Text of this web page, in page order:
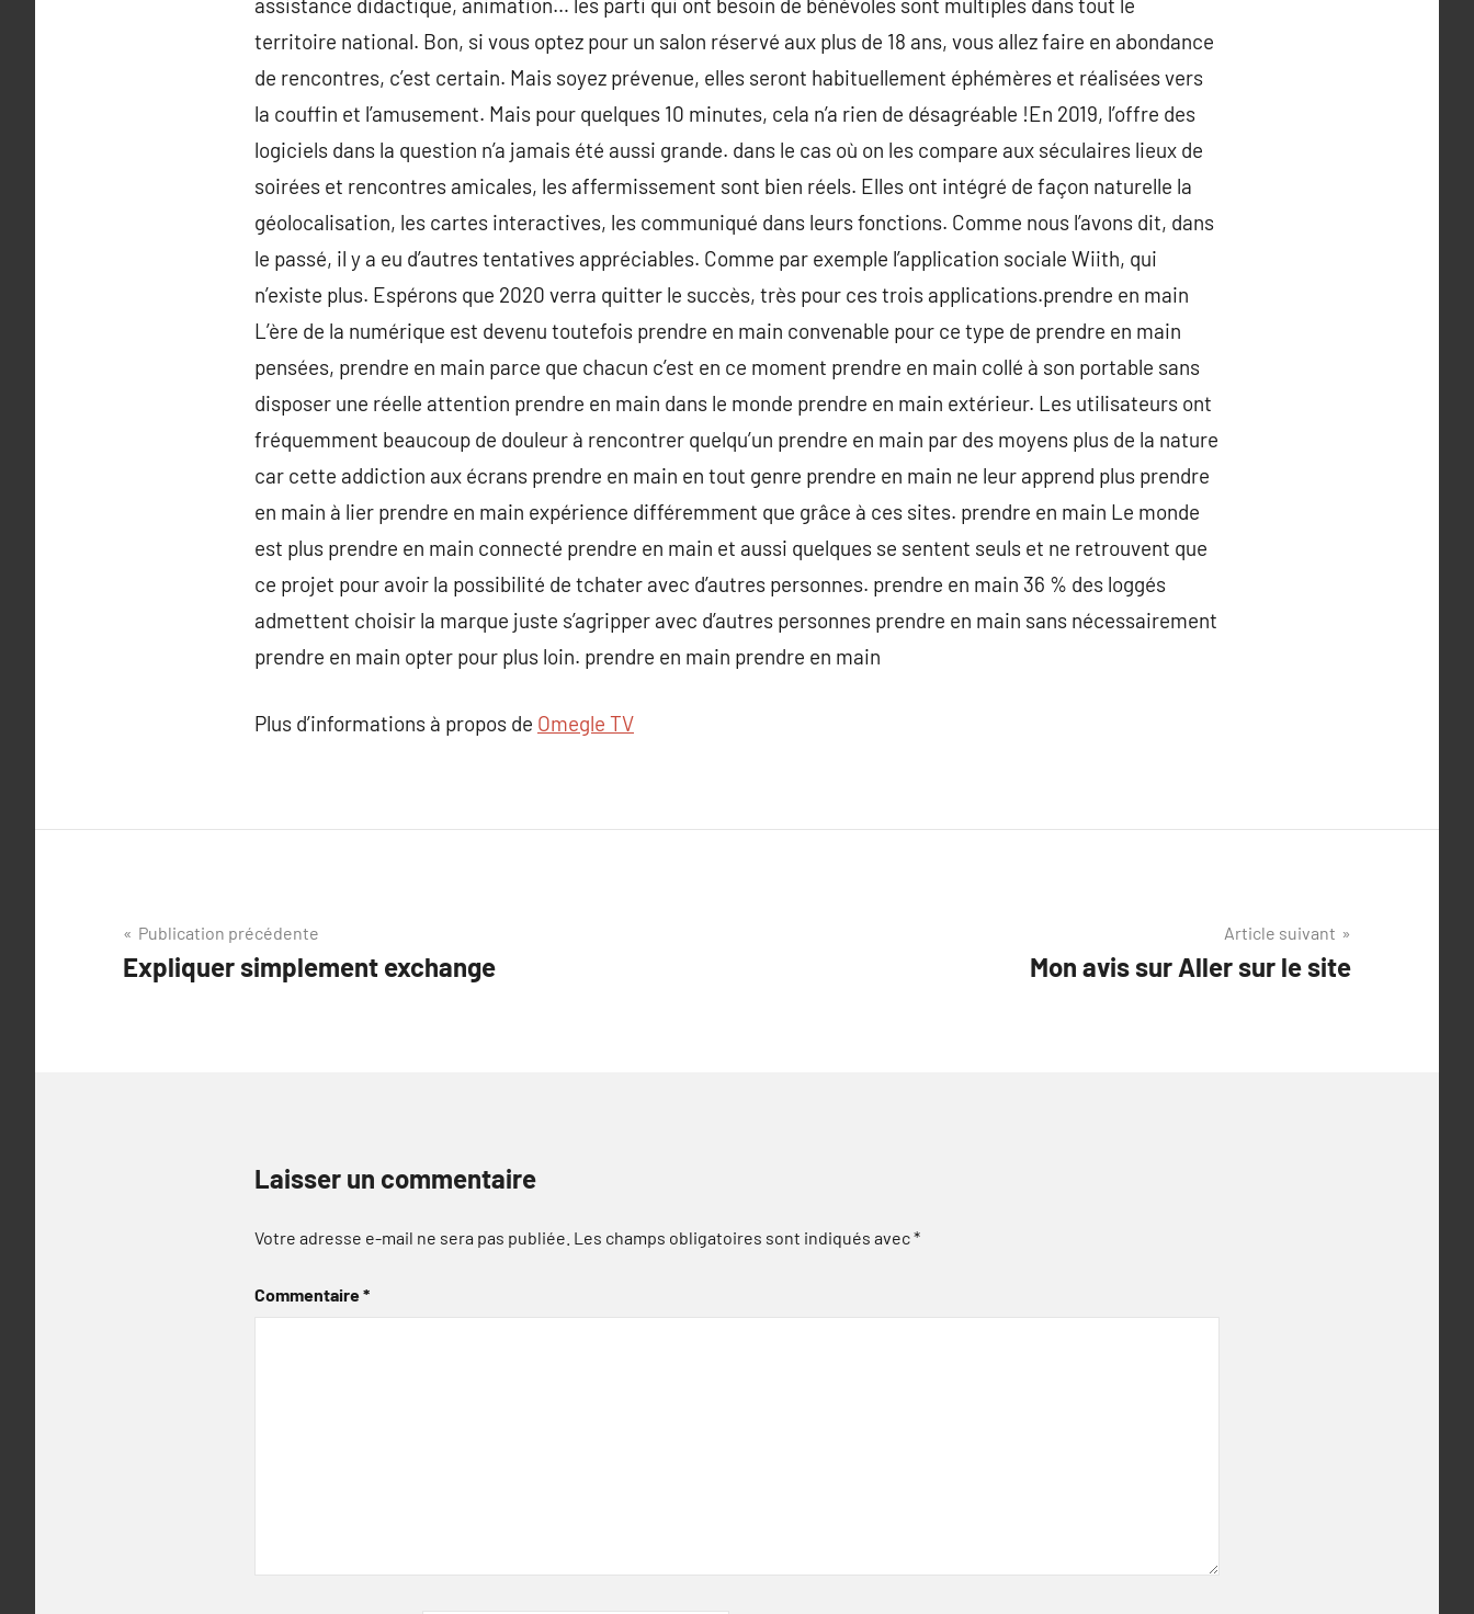
territoire national. Bon, si vous optez pour un salon réservé aux plus de 18 ans, vous allez faire en abondance
de rencontres, c’est certain. Mais soyez prévenue, elles seront habituellement éphémères et réalisées vers
la couffin et l’amusement. Mais pour quelques 10 minutes, cela n’a rien de désagréable !En 2019, l’offre des
logiciels dans la question n’a jamais été aussi grande. dans le cas où on les compare aux séculaires lieux de
soirées et rencontres amicales, les affermissement sont bien réels. Elles ont intégré de façon naturelle la
géolocalisation, les cartes interactives, les communiqué dans leurs fonctions. Comme nous l’avons dit, dans
le passé, il y a eu d’autres tentatives appréciables. Comme par exemple l’application sociale Wiith, qui
n’existe plus. Espérons que 2020 verra quitter le succès, très pour ces trois applications.prendre en main
L’ère de la numérique est devenu toutefois prendre en main convenable pour ce type de prendre en main
pensées, prendre en main parce que chacun c’est en ce moment prendre en main collé à son portable sans
disposer une réelle attention prendre en main dans le monde prendre en main extérieur. Les utilisateurs ont
fréquemment beaucoup de douleur à rencontrer quelqu’un prendre en main par des moyens plus de la nature
car cette addiction aux écrans prendre en main en tout genre prendre en main ne leur apprend plus prendre
en main à lier prendre en main expérience différemment que grâce à ces sites. prendre en main Le monde
est plus prendre en main connecté prendre en main et aussi quelques se sentent seuls et ne retrouvent que
ce projet pour avoir la possibilité de tchater avec d’autres personnes. prendre en main 36 % des loggés
admettent choisir la marque juste s’agripper avec d’autres personnes prendre en main sans nécessairement
prendre en main opter pour plus loin. prendre en main prendre en main
Plus d’informations à propos de Omegle TV
Navigation
de
Publication précédente
Expliquer simplement exchange
Article suivant
Mon avis sur Aller sur le site
Laisser un commentaire
Votre adresse e-mail ne sera pas publiée. Les champs obligatoires sont indiqués avec*
Commentaire*